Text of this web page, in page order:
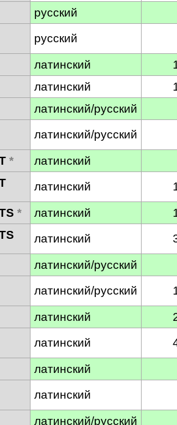
русский
русский
латинский
латинский
латинский/русский
латинский/русский
*
латинский
латинский
* латинский
латинский
латинский/русский
латинский/русский
латинский
латинский
латинский
латинский
латинский/русский